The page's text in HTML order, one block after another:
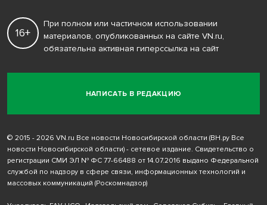
НАПИСАТЬ В РЕДАКЦИЮ
16+
При полном или частичном использовании
материалов, опубликованных на сайте VN.ru,
обязательна активная гиперссылка на сайт
© 2015 - 2026 VN.ru Все новости Новосибирской области (ВН.ру Все
новости Новосибирской области) - сетевое издание. Свидетельство о
регистрации СМИ ЭЛ № ФС 77-66488 от 14.07.2016 выдано Федеральной
службой по надзору в сфере связи, информационных технологий и
массовых коммуникаций (Роскомнадзор)